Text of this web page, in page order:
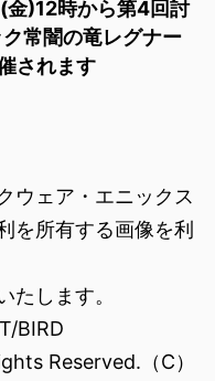
)12時から第4回討
常闇の竜レグナー
されます
ウェア・エニックス
を所有する画像を利
たします。
BIRD
Reserved.（C）